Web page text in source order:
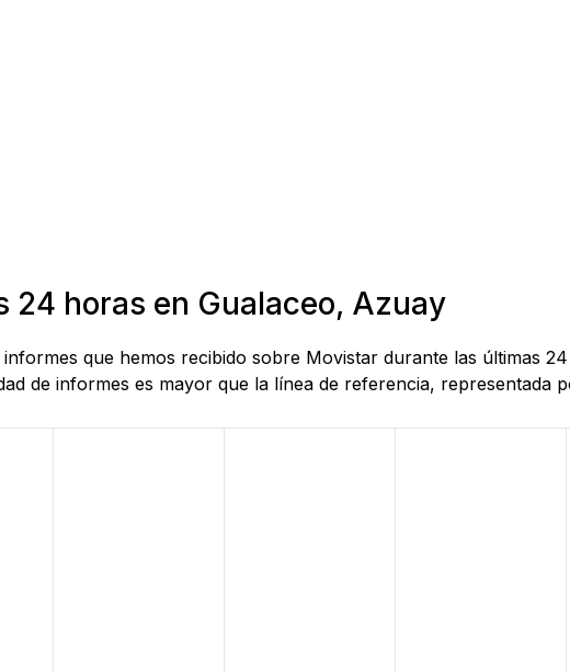
24 horas en Gualaceo, Azuay
que hemos recibido sobre Movistar durante las últimas
de informes es mayor que la línea de referencia, representada